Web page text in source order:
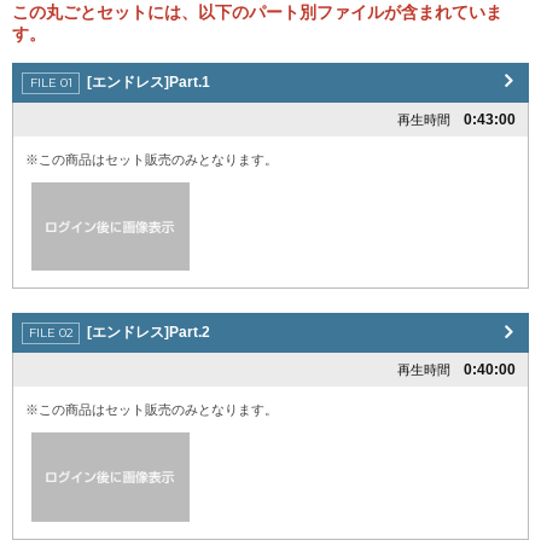
この丸ごとセットには、以下のパート別ファイルが含まれていま
す。
[エンドレス]Part.1
再生時間 0:43:00
※この商品はセット販売のみとなります。
[エンドレス]Part.2
再生時間 0:40:00
※この商品はセット販売のみとなります。